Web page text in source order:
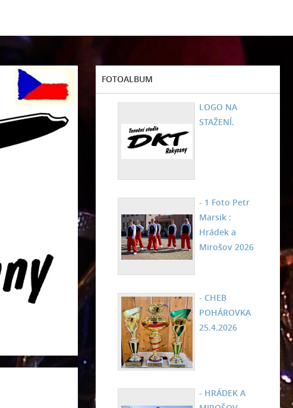
FOTOALBUM
LOGO NA
STAŽENÍ.
- 1 Foto Petr
Marsik :
Hrádek a
Mirošov 2026
- CHEB
POHÁROVKA
25.4.2026
- HRÁDEK A